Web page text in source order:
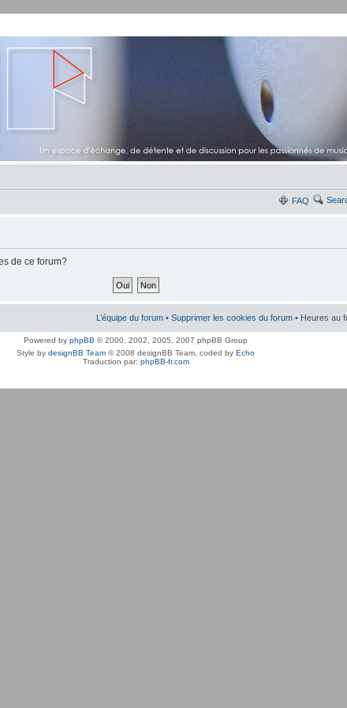
FAQ
de ce forum?
L’équipe du forum • Supprimer les cookies du forum • Heures au
Powered by phpBB © 2000, 2002, 2005, 2007 phpBB Group
Style by designBB Team © 2008 designBB Team, coded by Echo
Traduction par: phpBB-fr.com